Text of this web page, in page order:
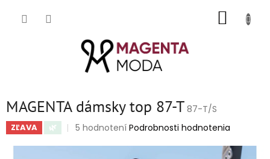
MAGENTA dámsky top 87-T 87-T/S
ZĽAVA 🌿
Priemerné
produktu
5 hodnotení Podrobnosti hodnotenia